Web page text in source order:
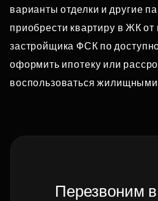
варианты отделки и другие
приобрести квартиру в ЖК от
застройщика ФСК по
оформить ипотеку или
воспользоваться
Перезвоним